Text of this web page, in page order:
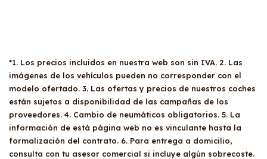
*1. Los precios incluidos en nuestra web son sin IVA. 2. Las
imágenes de los vehículos pueden no corresponder con el
modelo ofertado. 3. Las ofertas y precios de nuestros coches
están sujetos a disponibilidad de las campañas de los
proveedores. 4. Cambio de neumáticos obligatorios. 5. La
información de está página web no es vinculante hasta la
formalización del contrato. 6. Para entrega a domicilio,
consulta con tu asesor comercial si incluye algún sobrecoste.